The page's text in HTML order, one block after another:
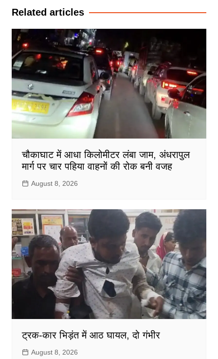
Related articles
चौकाघाट में आधा किलोमीटर लंबा जाम, अंधरापुल
मार्ग पर चार पहिया वाहनों की रोक बनी वजह
August 8, 2026
ट्रक-कार भिड़ंत में आठ घायल, दो गंभीर
August 8, 2026